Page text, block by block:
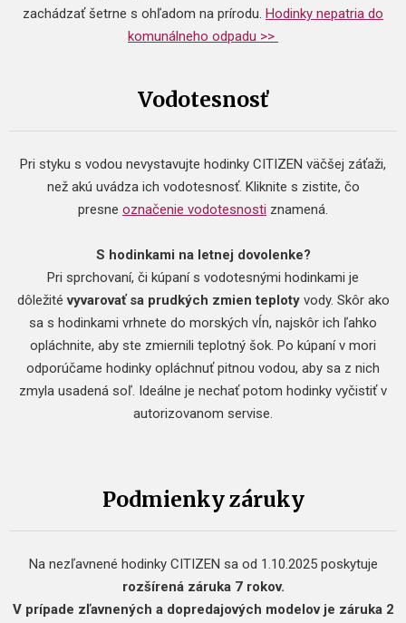
zachádzať šetrne s ohľadom na prírodu. Hodinky nepatria do
komunálneho odpadu >>
Vodotesnosť
Pri styku s vodou nevystavujte hodinky CITIZEN väčšej záťaži,
než akú uvádza ich vodotesnosť. Kliknite s zistite, čo
presne označenie vodotesnosti znamená.
S hodinkami na letnej dovolenke?
Pri sprchovaní, či kúpaní s vodotesnými hodinkami je
dôležitévyvarovať sa prudkých zmien teploty vody. Skôr ako
sa s hodinkami vrhnete do morských vĺn, najskôr ich ľahko
opláchnite, aby ste zmiernili teplotný šok. Po kúpaní v mori
odporúčame hodinky opláchnuť pitnou vodou, aby sa z nich
zmyla usadená soľ. Ideálne je nechať potom hodinky vyčistiť v
autorizovanom servise.
Podmienky záruky
Na nezľavnené hodinky CITIZEN sa od 1.10.2025 poskytuje
rozšírená záruka 7 rokov.
V prípade zľavnených a dopredajových modelov je záruka 2